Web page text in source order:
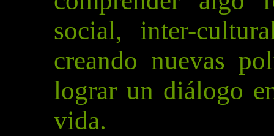
social, inter-
creando nuevas
lograr un diálogo
vida.